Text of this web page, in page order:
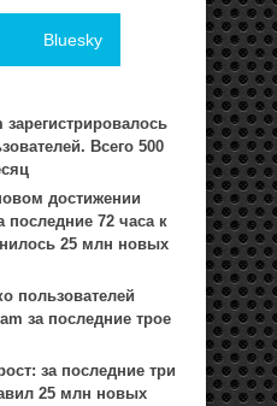
Bluesky
Всего 500
достижении
последние 72 часа к
25 млн новых
пользователей
за последние трое
за последние три
25 млн новых